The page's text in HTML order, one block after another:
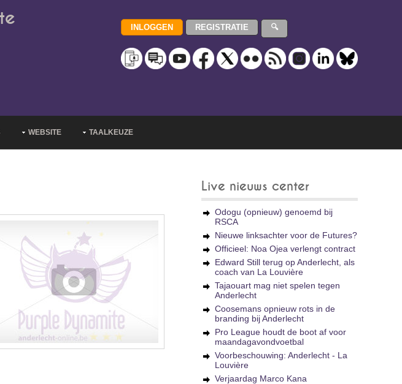
WEBSITE TAALKEUZE
Live nieuws center
Odogu (opnieuw) genoemd bij
RSCA
Nieuwe linksachter voor de Futures?
Officieel: Noa Ojea verlengt contract
Edward Still terug op Anderlecht, als
coach van La Louvière
Tajaouart mag niet spelen tegen
Anderlecht
Coosemans opnieuw rots in de
branding bij Anderlecht
Pro League houdt de boot af voor
maandagavondvoetbal
Voorbeschouwing: Anderlecht - La
Louvière
Verjaardag Marco Kana